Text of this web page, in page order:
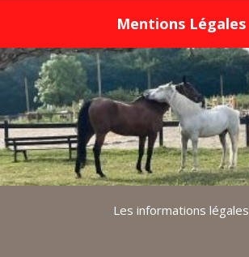
Mentions Légales
Les informations légales